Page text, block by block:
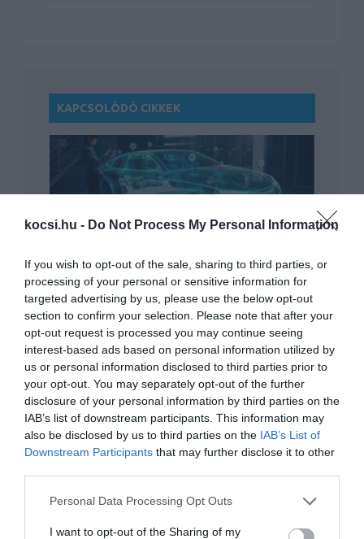
kocsi.hu - Do Not Process My Personal Information
If you wish to opt-out of the sale, sharing to third parties, or
processing of your personal or sensitive information for
targeted advertising by us, please use the below opt-out
section to confirm your selection. Please note that after your
opt-out request is processed you may continue seeing
interest-based ads based on personal information utilized by
us or personal information disclosed to third parties prior to
your opt-out. You may separately opt-out of the further
disclosure of your personal information by third parties on the
IAB’s list of downstream participants. This information may
also be disclosed by us to third parties on the IAB’s List of
Downstream Participants that may further disclose it to other
Please note that this website/app uses one or more Google
not limited to your visit or usage behaviour. You may click to
Personal Data Processing Opt Outs
I want to opt-out of the Sharing of my
KAPCSOLÓDÓ CIKKEK
önvezető autó…
A Xiaomi is elektromos autót dobna
piacra belsős…